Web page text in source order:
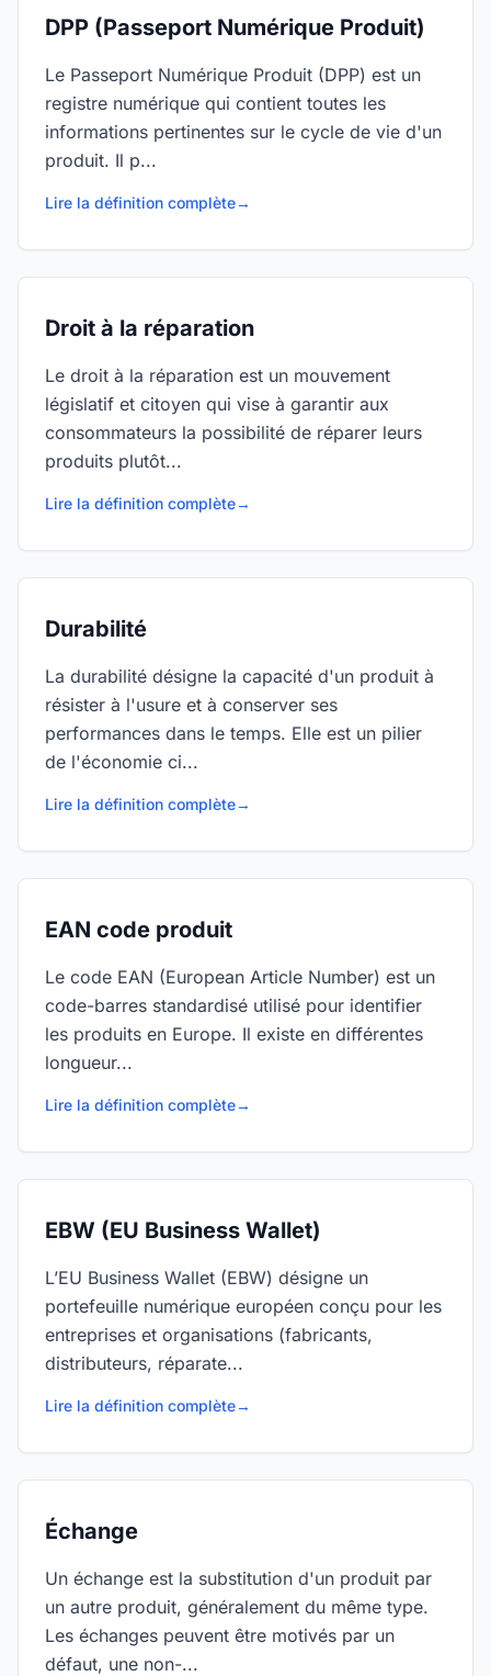
DPP (Passeport Numérique Produit)
Le Passeport Numérique Produit (DPP) est un
registre numérique qui contient toutes les
informations pertinentes sur le cycle de vie d'un
produit. Il p...
Lire la définition complète→
Droit à la réparation
Le droit à la réparation est un mouvement
législatif et citoyen qui vise à garantir aux
consommateurs la possibilité de réparer leurs
produits plutôt...
Lire la définition complète→
Durabilité
La durabilité désigne la capacité d'un produit à
résister à l'usure et à conserver ses
performances dans le temps. Elle est un pilier
de l'économie ci...
Lire la définition complète→
EAN code produit
Le code EAN (European Article Number) est un
code-barres standardisé utilisé pour identifier
les produits en Europe. Il existe en différentes
longueur...
Lire la définition complète→
EBW (EU Business Wallet)
L’EU Business Wallet (EBW) désigne un
portefeuille numérique européen conçu pour les
entreprises et organisations (fabricants,
distributeurs, réparate...
Lire la définition complète→
Échange
Un échange est la substitution d'un produit par
un autre produit, généralement du même type.
Les échanges peuvent être motivés par un
défaut, une non-...